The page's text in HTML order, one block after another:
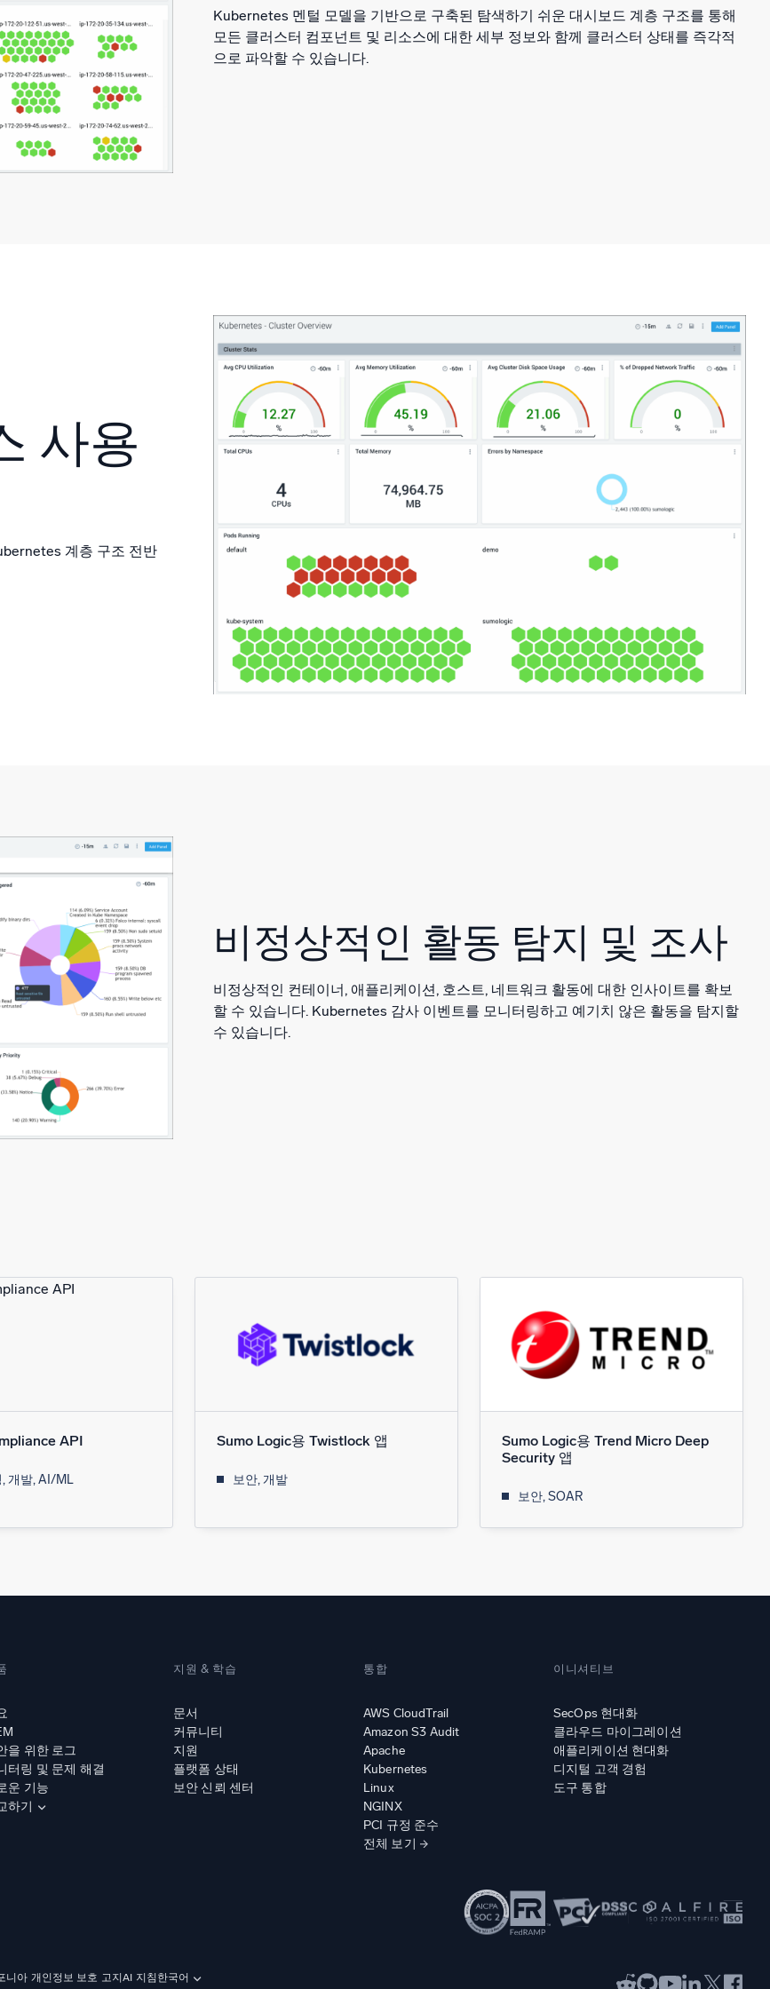
Kubernetes 멘털 모델을 기반으로 구축된 탐색하기 쉬운 대시보드 계층 구조를 통해
모든 클러스터 컴포넌트 및 리소스에 대한 세부 정보와 함께 클러스터 상태를 즉각적
으로 파악할 수 있습니다.
사용
계층 구조 전반
비정상적인 활동 탐지 및 조사
비정상적인 컨테이너, 애플리케이션, 호스트, 네트워크 활동에 대한 인사이트를 확보
할 수 있습니다. Kubernetes 감사 이벤트를 모니터링하고 예기치 않은 활동을 탐지할
수 있습니다.
API
, 개발, AI/ML
Sumo Logic용 Twistlock 앱
보안, 개발
Sumo Logic용 Trend Micro Deep
Security 앱
보안, SOAR
을 위한 로그
터링 및 문제 해결
운 기능
하기
지원 & 학습
문서
커뮤니티
지원
플랫폼 상태
보안 신뢰 센터
통합
AWS CloudTrail
Amazon S3 Audit
Apache
Kubernetes
Linux
NGINX
PCI 규정 준수
전체 보기
이니셔티브
SecOps 현대화
클라우드 마이그레이션
애플리케이션 현대화
디지털 고객 경험
도구 통합
니아 개인정보 보호 고지AI 지침한국어